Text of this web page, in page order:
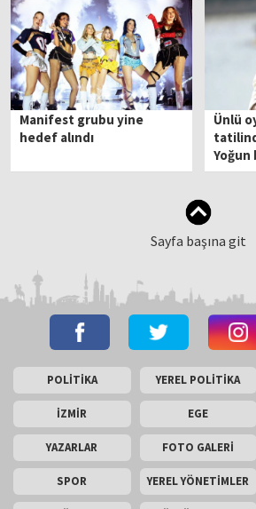
Manifest grubu yine
hedef alındı
Ünlü
Yoğun
Sayfa başına git
POLİTİKA YEREL POLİTİKA
İZMİR EGE
YAZARLAR FOTO GALERİ
SPOR YEREL YÖNETİMLER